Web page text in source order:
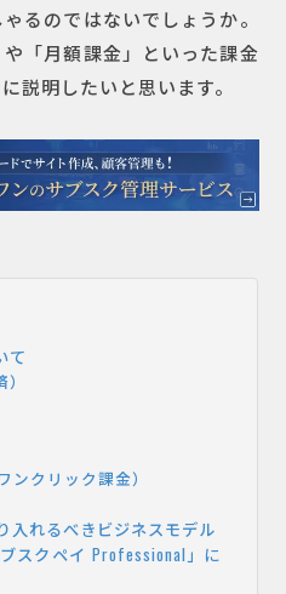
るのではないでしょうか。
「月額課金」といった課金
説明したいと思います。
て
ンクリック課金）
入れるべきビジネスモデル
スクペイ Professional」に